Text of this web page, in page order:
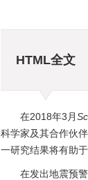
HTML全文
在2018年3月
科学家及其合作伙
一研究结果将有助
在发出地震预